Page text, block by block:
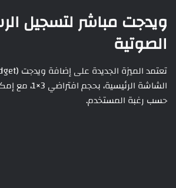
ويدجت مباشر لتسجيل
الصوتية
الشاشة الرئيسية،
حسب رغبة المستخدم.